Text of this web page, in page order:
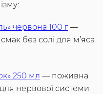
червона 100 г—
без солі для м’яса
250 мл — поживна
нервової системи